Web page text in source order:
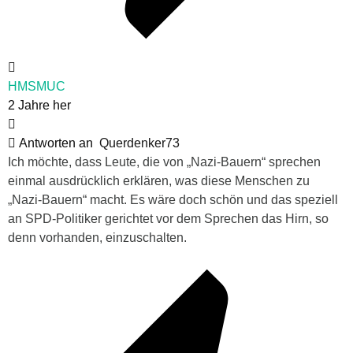
HMSMUC
2 Jahre her
Antworten an Querdenker73
Ich möchte, dass Leute, die von „Nazi-Bauern“ sprechen
einmal ausdrücklich erklären, was diese Menschen zu
„Nazi-Bauern“ macht. Es wäre doch schön und das speziell
an SPD-Politiker gerichtet vor dem Sprechen das Hirn, so
denn vorhanden, einzuschalten.